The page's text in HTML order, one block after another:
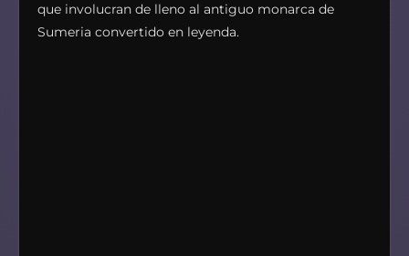
que involucran de lleno al antiguo monarca de
Sumeria convertido en leyenda.